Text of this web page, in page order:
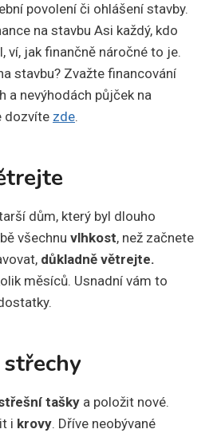
povolení či ohlášení stavby.
na stavbu Asi každý, kdo
ví, jak finančně náročné to je.
stavbu? Zvažte financování
a nevýhodách půjček na
dozvíte zde.
dům, který byl dlouho
všechnu vlhkost, než začnete
důkladně větrejte.
měsíců. Usnadní vám to
tašky a položit nové.
i krovy. Dříve neobývané